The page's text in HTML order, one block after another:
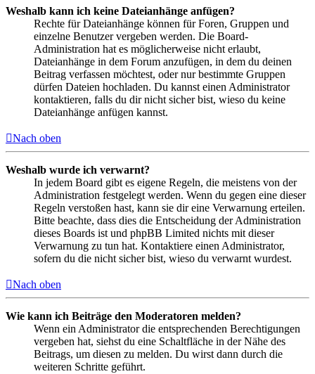
Weshalb kann ich keine Dateianhänge anfügen?
Rechte für Dateianhänge können für Foren, Gruppen und
einzelne Benutzer vergeben werden. Die Board-
Administration hat es möglicherweise nicht erlaubt,
Dateianhänge in dem Forum anzufügen, in dem du deinen
Beitrag verfassen möchtest, oder nur bestimmte Gruppen
dürfen Dateien hochladen. Du kannst einen Administrator
kontaktieren, falls du dir nicht sicher bist, wieso du keine
Dateianhänge anfügen kannst.
Nach oben
Weshalb wurde ich verwarnt?
In jedem Board gibt es eigene Regeln, die meistens von der
Administration festgelegt werden. Wenn du gegen eine dieser
Regeln verstoßen hast, kann sie dir eine Verwarnung erteilen.
Bitte beachte, dass dies die Entscheidung der Administration
dieses Boards ist und phpBB Limited nichts mit dieser
Verwarnung zu tun hat. Kontaktiere einen Administrator,
sofern du die nicht sicher bist, wieso du verwarnt wurdest.
Nach oben
Wie kann ich Beiträge den Moderatoren melden?
Wenn ein Administrator die entsprechenden Berechtigungen
vergeben hat, siehst du eine Schaltfläche in der Nähe des
Beitrags, um diesen zu melden. Du wirst dann durch die
weiteren Schritte geführt.